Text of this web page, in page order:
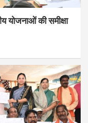
योजनाओं की समीक्षा